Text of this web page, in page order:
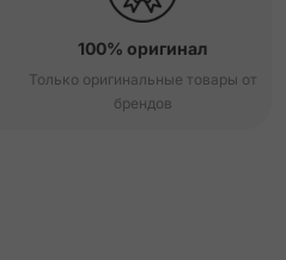
100% оригинал
Только оригинальные товары от
брендов